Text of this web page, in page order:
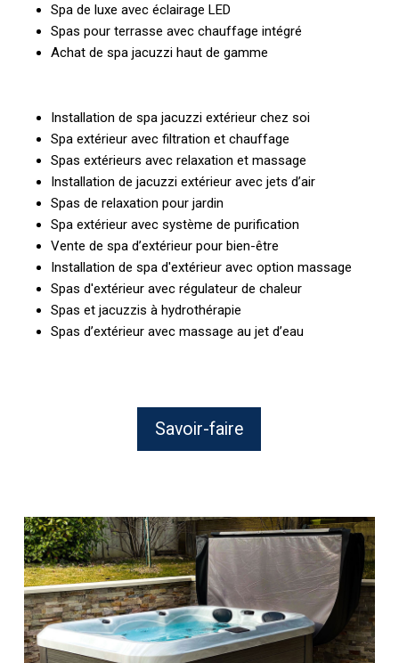
Spa de luxe avec éclairage LED
Spas pour terrasse avec chauffage intégré
Achat de spa jacuzzi haut de gamme
Installation de spa jacuzzi extérieur chez soi
Spa extérieur avec filtration et chauffage
Spas extérieurs avec relaxation et massage
Installation de jacuzzi extérieur avec jets d’air
Spas de relaxation pour jardin
Spa extérieur avec système de purification
Vente de spa d’extérieur pour bien-être
Installation de spa d'extérieur avec option massage
Spas d'extérieur avec régulateur de chaleur
Spas et jacuzzis à hydrothérapie
Spas d’extérieur avec massage au jet d’eau
Savoir-faire
Conseils
pour
choisir
un
spa
d’extérieur